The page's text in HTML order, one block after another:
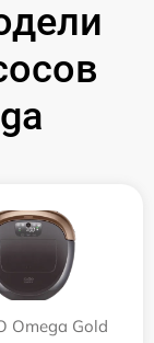
Omega Gold